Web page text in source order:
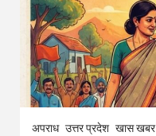
अपराध उत्तर प्रदेश खास खबर